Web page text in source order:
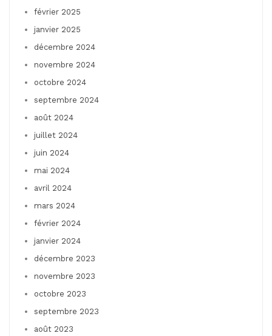
février 2025
janvier 2025
décembre 2024
novembre 2024
octobre 2024
septembre 2024
août 2024
juillet 2024
juin 2024
mai 2024
avril 2024
mars 2024
février 2024
janvier 2024
décembre 2023
novembre 2023
octobre 2023
septembre 2023
août 2023